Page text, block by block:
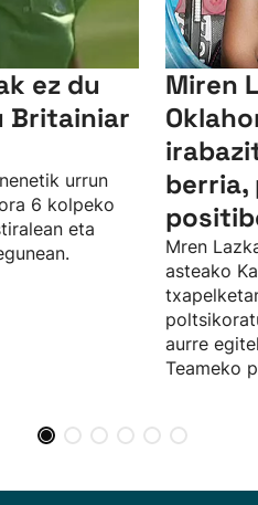
ez du
Britainiar
urrun
6 kolpeko
eta
Miren
berria,
Mren
asteako
aurre
Teameko